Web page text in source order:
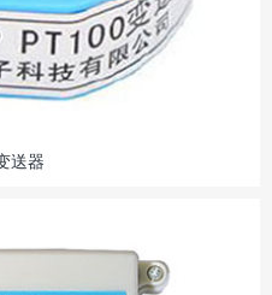
送器